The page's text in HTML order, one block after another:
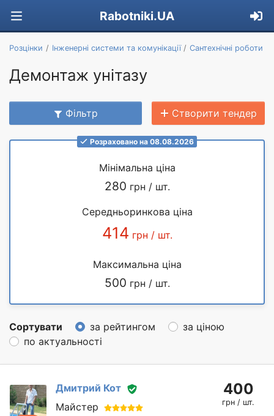
Rabotniki.UA
Розцінки Інженерні системи та комунікації Сантехнічні роботи
Демонтаж унітазу
Фільтр Створити тендер
Розраховано на 08.08.2026
Мінімальна ціна
280 грн / шт.
Середньоринкова ціна
414 грн / шт.
Максимальна ціна
500 грн / шт.
Сортувати за рейтингом
за ціною
по актуальності
Дмитрий Кот
Майстер
400
грн / шт.